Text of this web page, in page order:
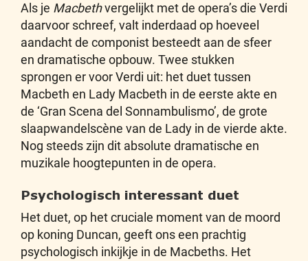
Als je Macbethvergelijkt met de opera’s die Verdi
daarvoor schreef, valt inderdaad op hoeveel
aandacht de componist besteedt aan de sfeer
en dramatische opbouw. Twee stukken
sprongen er voor Verdi uit: het duet tussen
Macbeth en Lady Macbeth in de eerste akte en
de ‘Gran Scena del Sonnambulismo’, de grote
slaapwandelscène van de Lady in de vierde akte.
Nog steeds zijn dit absolute dramatische en
muzikale hoogtepunten in de opera.
Psychologisch interessant duet
Het duet, op het cruciale moment van de moord
op koning Duncan, geeft ons een prachtig
psychologisch inkijkje in de Macbeths. Het